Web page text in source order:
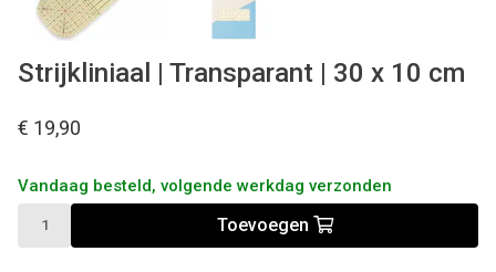
Strijkliniaal | Transparant | 30 x 10 cm
€ 19,90
Vandaag besteld, volgende werkdag verzonden
Toevoegen